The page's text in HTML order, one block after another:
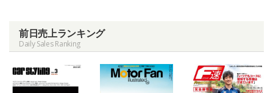
前日売上ランキング
Daily Sales Ranking